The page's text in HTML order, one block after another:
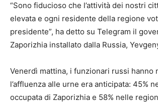
“Sono fiducioso che l’attività dei nostri
elevata e ogni residente della regione
presidente”, ha detto su Telegram il
Zaporizhia installato dalla Russia,
Venerdì mattina, i funzionari russi hanno
l’affluenza alle urne era anticipata: 45%
occupata di Zaporizhia e 58% nelle